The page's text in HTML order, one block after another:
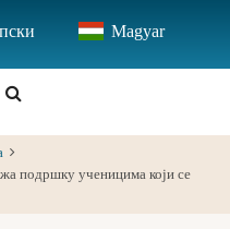
Magyar
подршку ученицима који се